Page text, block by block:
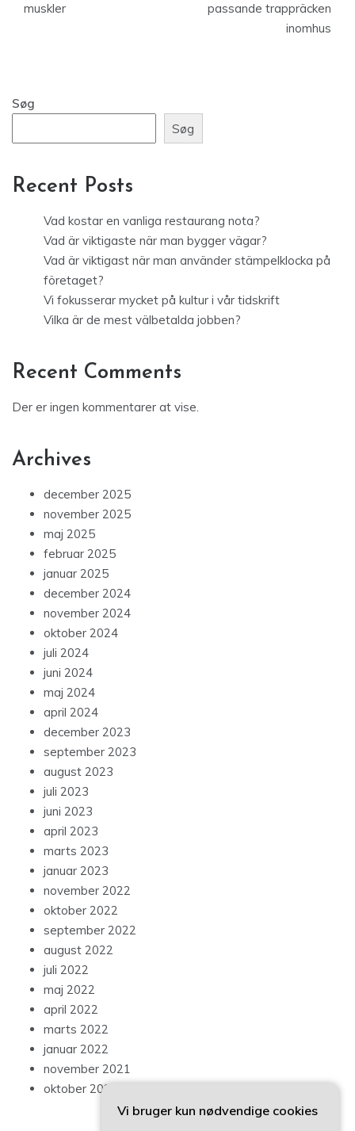
muskler
passande trappräcken
inomhus
Søg
Søg
Recent Posts
Vad kostar en vanliga restaurang nota?
Vad är viktigaste när man bygger vägar?
Vad är viktigast när man använder stämpelklocka på
företaget?
Vi fokusserar mycket på kultur i vår tidskrift
Vilka är de mest välbetalda jobben?
Recent Comments
Der er ingen kommentarer at vise.
Archives
december 2025
november 2025
maj 2025
februar 2025
januar 2025
december 2024
november 2024
oktober 2024
juli 2024
juni 2024
maj 2024
april 2024
december 2023
september 2023
august 2023
juli 2023
juni 2023
april 2023
marts 2023
januar 2023
november 2022
oktober 2022
september 2022
august 2022
juli 2022
maj 2022
april 2022
marts 2022
januar 2022
november 2021
oktober 2021
Vi bruger kun nødvendige cookies